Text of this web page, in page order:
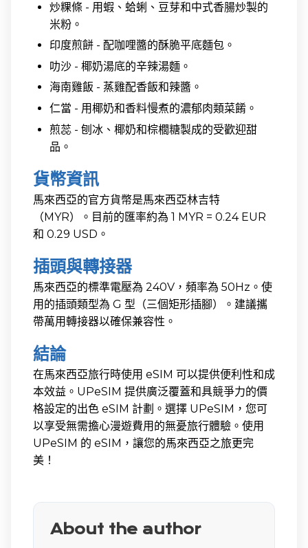
炒粿條 - 用蝦、蛤蜊、豆芽和中式香腸炒製的
米粉。
印度煎餅 - 配咖哩醬的酥脆平底麵包。
叻沙 - 椰奶湯底的辛辣湯麵。
海南雞飯 - 蒸雞配香飯和辣醬。
仁當 - 用椰奶和香料慢煮的濃郁肉類菜餚。
煎蕊 - 刨冰、椰奶和棕櫚糖製成的受歡迎甜
品。
貨幣資訊
馬來西亞的官方貨幣是馬來西亞林吉特
（MYR）。目前的匯率約為 1 MYR = 0.24 EUR
和 0.29 USD。
插頭與轉接器
馬來西亞的標準電壓為 240V，頻率為 50Hz。使
用的插頭類型為 G 型（三個矩形插腳）。建議攜
帶萬用轉接器以確保兼容性。
結論
在馬來西亞旅行時使用 eSIM 可以提供便利性和成
本效益。UPeSIM 提供廣泛覆蓋和具競爭力的價
格設定的出色 eSIM 計劃。選擇 UPeSIM，您可
以享受無需擔心漫遊費用的無憂旅行體驗。使用
UPeSIM 的 eSIM，讓您的馬來西亞之旅更完
美！
About the author